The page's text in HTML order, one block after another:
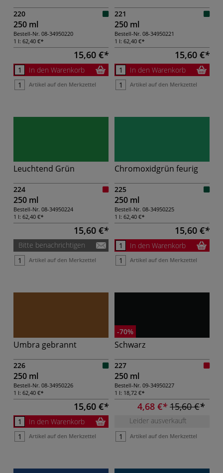
220
250 ml
Bestell-Nr. 08-34950220
1 l: 62,40 €
15,60 €
In den Warenkorb
Artikel auf den Merkzettel
221
250 ml
Bestell-Nr. 08-34950221
1 l: 62,40 €
15,60 €
In den Warenkorb
Artikel auf den Merkzettel
Leuchtend Grün
224
250 ml
Bestell-Nr. 08-34950224
1 l: 62,40 €
15,60 €
Bitte benachrichtigen
Artikel auf den Merkzettel
Chromoxidgrün feurig
225
250 ml
Bestell-Nr. 08-34950225
1 l: 62,40 €
15,60 €
In den Warenkorb
Artikel auf den Merkzettel
Umbra gebrannt
226
250 ml
Bestell-Nr. 08-34950226
1 l: 62,40 €
15,60 €
In den Warenkorb
Artikel auf den Merkzettel
-70%
Schwarz
227
250 ml
Bestell-Nr. 09-34950227
1 l: 18,72 €
4,68 € 15,60 €
Leider ausverkauft
Artikel auf den Merkzettel